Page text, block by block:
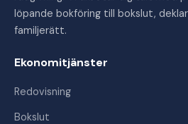
löpande bokföring till bokslut,
familjerätt.
Ekonomitjänster
Redovisning
Bokslut